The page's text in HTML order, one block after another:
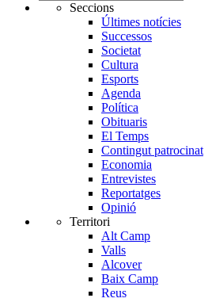
Seccions
Últimes notícies
Successos
Societat
Cultura
Esports
Agenda
Política
Obituaris
El Temps
Contingut patrocinat
Economia
Entrevistes
Reportatges
Opinió
Territori
Alt Camp
Valls
Alcover
Baix Camp
Reus